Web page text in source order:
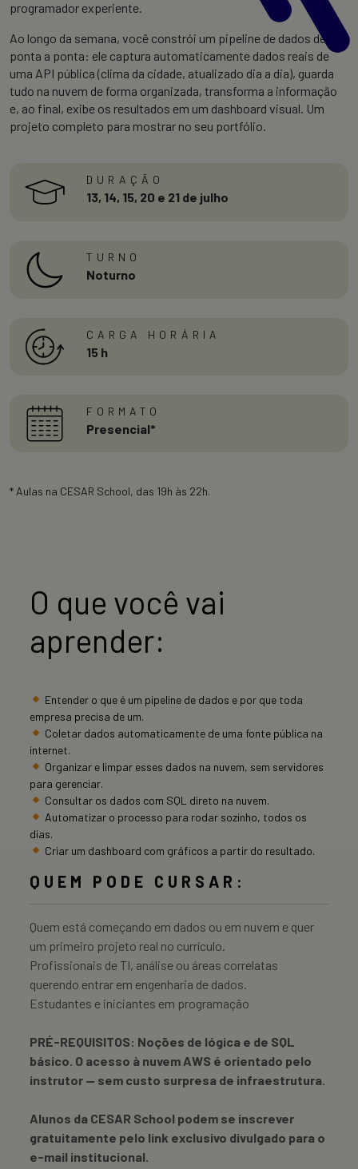
programador experiente.
Ao longo da semana, você constrói um pipeline de dados de
ponta a ponta: ele captura automaticamente dados reais de
uma API pública (clima da cidade, atualizado dia a dia), guarda
tudo na nuvem de forma organizada, transforma a informação
e, ao final, exibe os resultados em um dashboard visual. Um
projeto completo para mostrar no seu portfólio.
DURAÇÃO
13, 14, 15, 20 e 21 de julho
TURNO
Noturno
CARGA HORÁRIA
15 h
FORMATO
Presencial*
* Aulas na CESAR School, das 19h às 22h.
O que você vai
aprender:
Entender o que é um pipeline de dados e por que toda
empresa precisa de um.
Coletar dados automaticamente de uma fonte pública na
internet.
Organizar e limpar esses dados na nuvem, sem servidores
para gerenciar.
Consultar os dados com SQL direto na nuvem.
Automatizar o processo para rodar sozinho, todos os
dias.
Criar um dashboard com gráficos a partir do resultado.
QUEM PODE CURSAR:
Quem está começando em dados ou em nuvem e quer
um primeiro projeto real no currículo.
Profissionais de TI, análise ou áreas correlatas
querendo entrar em engenharia de dados.
Estudantes e iniciantes em programação
PRÉ-REQUISITOS: Noções de lógica e de SQL
básico. O acesso à nuvem AWS é orientado pelo
instrutor — sem custo surpresa de infraestrutura.
Alunos da CESAR School podem se inscrever
gratuitamente pelo link exclusivo divulgado para o
e-mail institucional.